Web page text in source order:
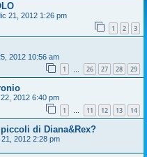
21, 2012 1:26 pm
1 2 3
2012 10:56 am
1 26 27 28 29
2012 6:40 pm
1 … 11 12 13 14
di Diana&Rex?
2012 2:28 pm